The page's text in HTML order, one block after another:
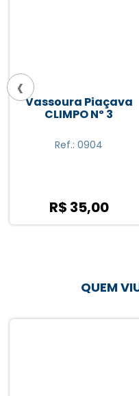
Vassoura Piaçava
CLIMPO Nº 3
Ref.: 0904
R$ 35,00
‹
QUEM